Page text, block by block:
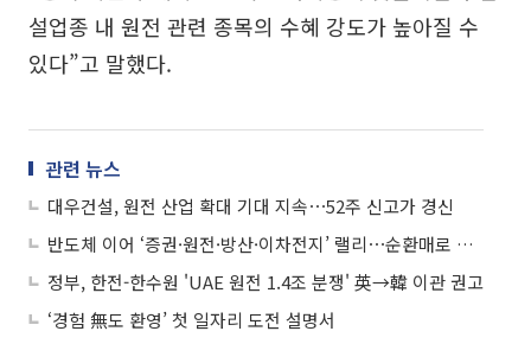
설업종 내 원전 관련 종목의 수혜 강도가 높아질 수
있다”고 말했다.
관련 뉴스
대우건설, 원전 산업 확대 기대 지속⋯52주 신고가 경신
반도체 이어 ‘증권·원전·방산·이차전지’ 랠리⋯순환매로 넓어지는 상승장
정부, 한전-한수원 'UAE 원전 1.4조 분쟁' 英→韓 이관 권고
‘경험 無도 환영’ 첫 일자리 도전 설명서